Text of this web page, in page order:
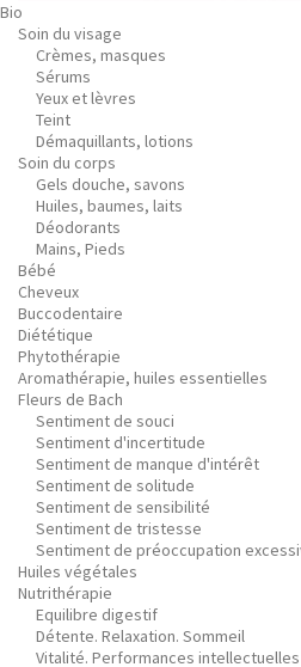
Bio
Soin du visage
Crèmes, masques
Sérums
Yeux et lèvres
Teint
Démaquillants, lotions
Soin du corps
Gels douche, savons
Huiles, baumes, laits
Déodorants
Mains, Pieds
Bébé
Cheveux
Buccodentaire
Diététique
Phytothérapie
Aromathérapie, huiles essentielles
Fleurs de Bach
Sentiment de souci
Sentiment d'incertitude
Sentiment de manque d'intérêt
Sentiment de solitude
Sentiment de sensibilité
Sentiment de tristesse
Sentiment de préoccupation
Huiles végétales
Nutrithérapie
Equilibre digestif
Détente. Relaxation. Sommeil
Vitalité. Performances intellectuelles